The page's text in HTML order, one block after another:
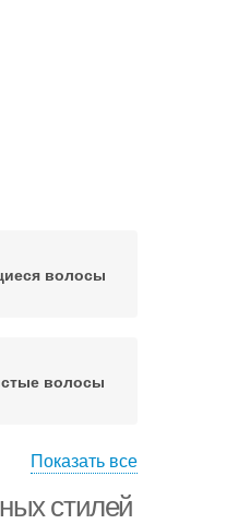
волосы
волосы
Показать все
стилей